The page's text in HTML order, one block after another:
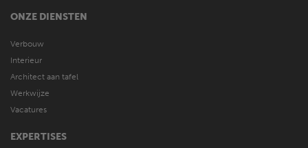
ONZE DIENSTEN
Verbouw
Interieur
Architect aan tafel
Werkwijze
Vacatures
EXPERTISES